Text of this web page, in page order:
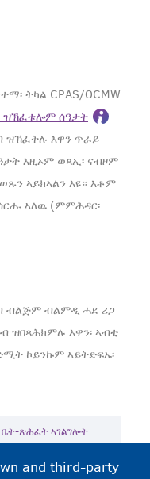
ትካል CPAS/OCMW
ዝኽፈቱሎም ሰዓታት
ዝኽፈትሉ እዋን ጥራይ
እዚኦም ወጻኢ፡ ናብዞም
ኣይክኣልን እዩ። እቶም
ኣለዉ (ምምሕዳር፡
ብልጅም ብልምዲ ሓደ ሪጋ
ዝበጻሕክምሉ እዋን፡ ኣብቲ
ኮይንኩም ኣይትድፍኡ፡
ጽሕፈት ኣገልግሎት
and third-party